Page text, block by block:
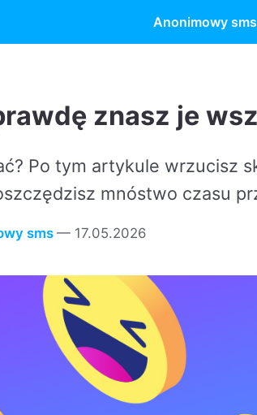
Anonimowy sms
czasu przy pisaniu.